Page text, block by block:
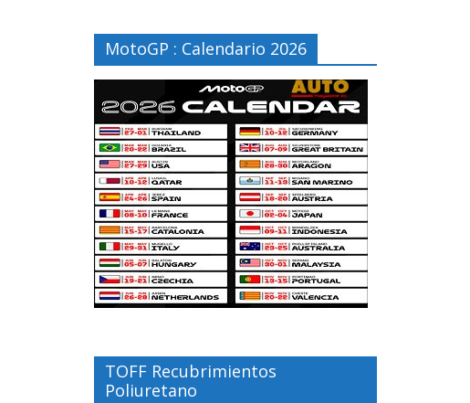
MotoGP : Calendario 2026
TOFF Recubrimientos
Poliuretano